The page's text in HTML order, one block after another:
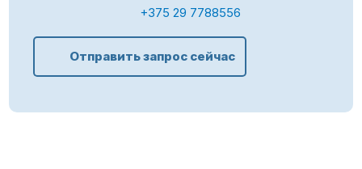
+375 29 7788556
Отправить запрос сейчас